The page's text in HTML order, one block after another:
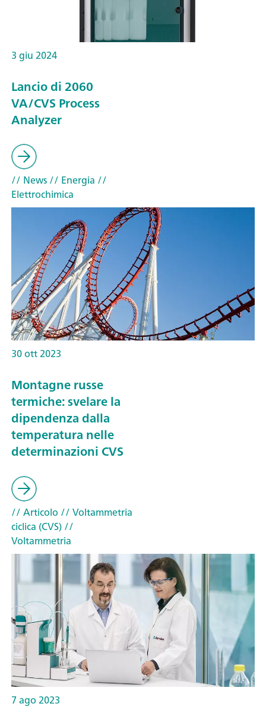
3 giu 2024
Lancio di 2060
VA/CVS Process
Analyzer
// News// Energia //
Elettrochimica
30 ott 2023
Montagne russe
termiche: svelare la
dipendenza dalla
temperatura nelle
determinazioni CVS
// Articolo // Voltammetria
ciclica (CVS)//
Voltammetria
7 ago 2023